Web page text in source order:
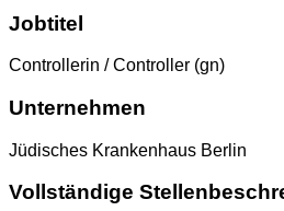
Jobtitel
Controllerin / Controller (gn)
Unternehmen
Jüdisches Krankenhaus Berlin
Vollständige